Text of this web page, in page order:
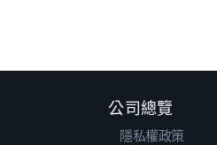
公司總覽
隱私權政策